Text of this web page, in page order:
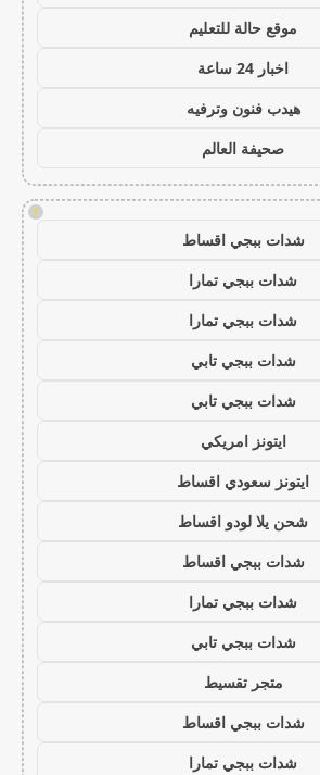
موقع حالة للتعليم
اخبار 24 ساعة
هيدب فنون وترفيه
صحيفة العالم
!
شدات ببجي اقساط
شدات ببجي تمارا
شدات ببجي تمارا
شدات ببجي تابي
شدات ببجي تابي
ايتونز امريكي
ايتونز سعودي اقساط
شحن يلا لودو اقساط
شدات ببجي اقساط
شدات ببجي تمارا
شدات ببجي تابي
متجر تقسيط
شدات ببجي اقساط
شدات ببجي تمارا